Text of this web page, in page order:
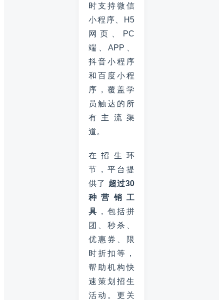
时支持微信
小程序、H5
网页、PC
端、APP、
抖音小程序
和百度小程
序，覆盖学
员触达的所
有主流渠
道。
在招生环
节，平台提
供了 超过30
种营销工
具 ，包括拼
团、秒杀、
优惠券、限
时折扣等，
帮助机构快
速策划招生
活动。更关